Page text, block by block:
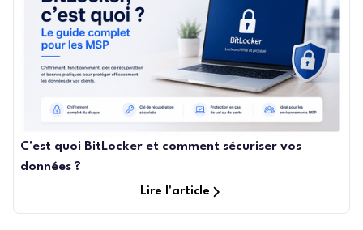
C'est quoi BitLocker et comment sécuriser vos
données ?
Lire l'article